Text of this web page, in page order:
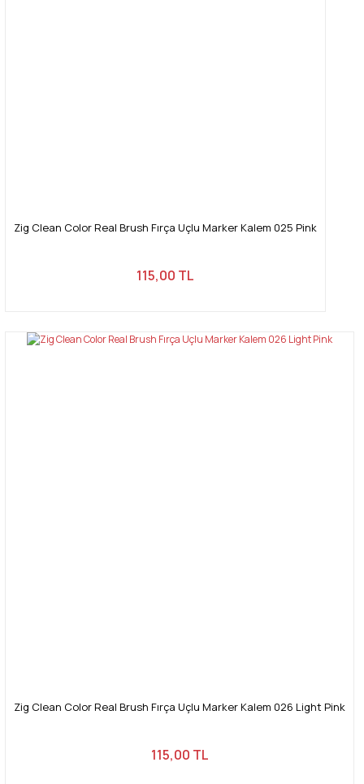
Zig Clean Color Real Brush Fırça Uçlu Marker Kalem 025 Pink
115,00 TL
Zig Clean Color Real Brush Fırça Uçlu Marker Kalem 026 Light Pink
115,00 TL